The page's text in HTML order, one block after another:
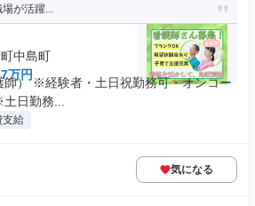
が活躍...
中島町
万円
師） ※経験者・土日祝勤務可・オンコー
日勤務...
支給
気になる